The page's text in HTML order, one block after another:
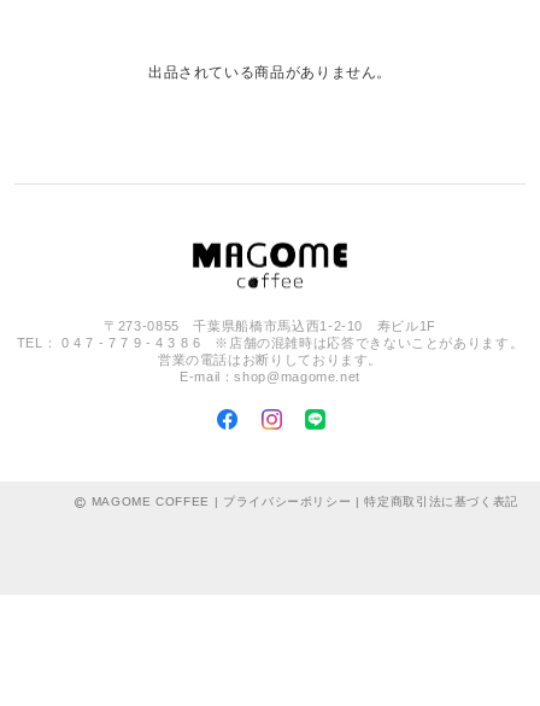
出品されている商品がありません。
〒273-0855 千葉県船橋市馬込西1-2-10 寿ビル1F
TEL： 0 4 7 - 7 7 9 - 4 3 8 6 ※店舗の混雑時は応答できないことがあります。
営業の電話はお断りしております。
E-mail：shop@magome.net
MAGOME COFFEE | プライバシーポリシー |特定商取引法に基づく表記